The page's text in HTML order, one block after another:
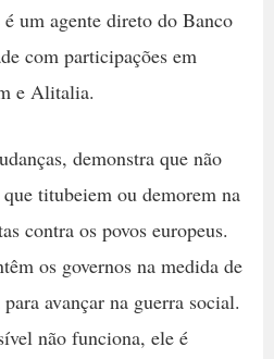
um agente direto do Banco
com participações em
e Alitalia.
demonstra que não
que titubeiem ou demorem na
contra os povos europeus.
os governos na medida de
avançar na guerra social.
não funciona, ele é